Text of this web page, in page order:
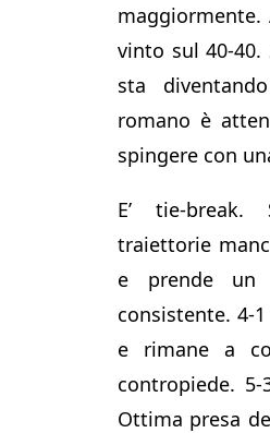
vinto sul 40-40.
sta
romano è
spingere con
E’ tie-
traiettorie
e prende un
consistente. 4-
e rimane a
contropiede.
Ottima presa